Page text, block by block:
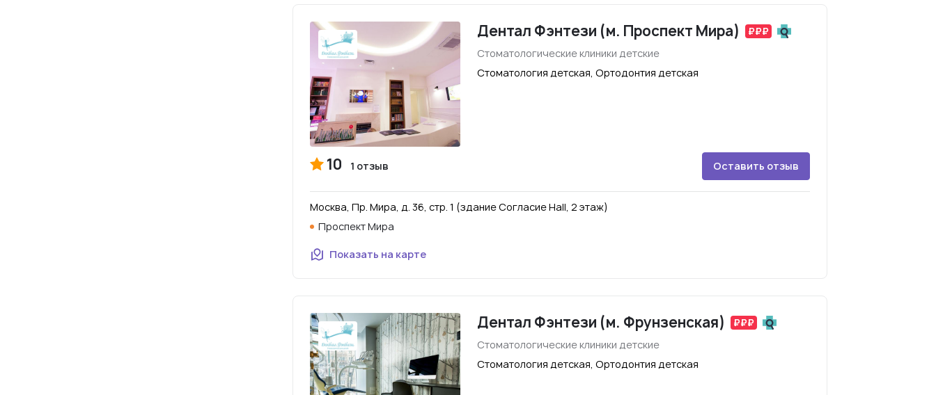
Дентал Фэнтези (м. Проспект Мира)
Стоматологические клиники детские
Стоматология детская, Ортодонтия детская
10 1 отзыв Оставить отзыв
Москва, Пр. Мира, д. 36, стр. 1 (здание Согласие Hall, 2 этаж)
Проспект Мира
Показать на карте
Дентал Фэнтези (м. Фрунзенская)
Стоматологические клиники детские
Стоматология детская, Ортодонтия детская